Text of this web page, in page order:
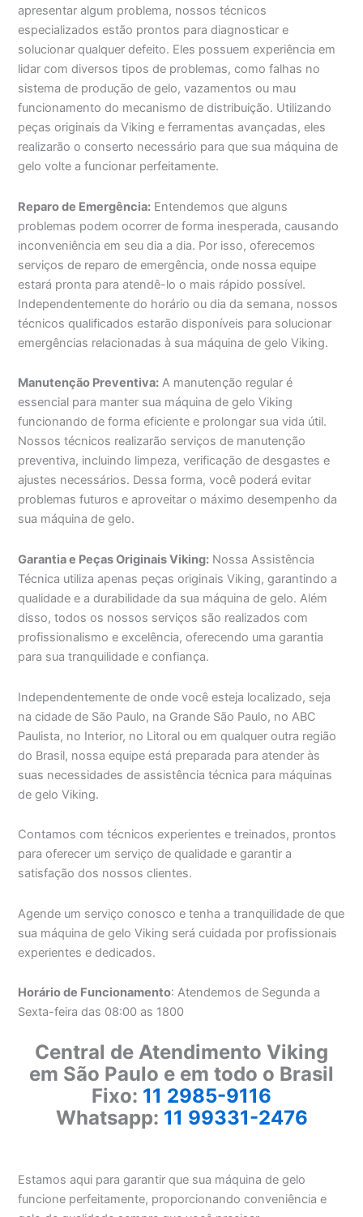
apresentar algum problema, nossos técnicos
especializados estão prontos para diagnosticar e
solucionar qualquer defeito. Eles possuem experiência em
lidar com diversos tipos de problemas, como falhas no
sistema de produção de gelo, vazamentos ou mau
funcionamento do mecanismo de distribuição. Utilizando
peças originais da Viking e ferramentas avançadas, eles
realizarão o conserto necessário para que sua máquina de
gelo volte a funcionar perfeitamente.
Reparo de Emergência: Entendemos que alguns
problemas podem ocorrer de forma inesperada, causando
inconveniência em seu dia a dia. Por isso, oferecemos
serviços de reparo de emergência, onde nossa equipe
estará pronta para atendê-lo o mais rápido possível.
Independentemente do horário ou dia da semana, nossos
técnicos qualificados estarão disponíveis para solucionar
emergências relacionadas à sua máquina de gelo Viking.
Manutenção Preventiva: A manutenção regular é
essencial para manter sua máquina de gelo Viking
funcionando de forma eficiente e prolongar sua vida útil.
Nossos técnicos realizarão serviços de manutenção
preventiva, incluindo limpeza, verificação de desgastes e
ajustes necessários. Dessa forma, você poderá evitar
problemas futuros e aproveitar o máximo desempenho da
sua máquina de gelo.
Garantia e Peças Originais Viking: Nossa Assistência
Técnica utiliza apenas peças originais Viking, garantindo a
qualidade e a durabilidade da sua máquina de gelo. Além
disso, todos os nossos serviços são realizados com
profissionalismo e excelência, oferecendo uma garantia
para sua tranquilidade e confiança.
Independentemente de onde você esteja localizado, seja
na cidade de São Paulo, na Grande São Paulo, no ABC
Paulista, no Interior, no Litoral ou em qualquer outra região
do Brasil, nossa equipe está preparada para atender às
suas necessidades de assistência técnica para máquinas
de gelo Viking.
Contamos com técnicos experientes e treinados, prontos
para oferecer um serviço de qualidade e garantir a
satisfação dos nossos clientes.
Agende um serviço conosco e tenha a tranquilidade de que
sua máquina de gelo Viking será cuidada por profissionais
experientes e dedicados.
Horário de Funcionamento: Atendemos de Segunda a
Sexta-feira das 08:00 as 1800
Central de Atendimento Viking
em São Paulo e em todo o Brasil
Fixo: 11 2985-9116
Whatsapp: 11 99331-2476
Estamos aqui para garantir que sua máquina de gelo
funcione perfeitamente, proporcionando conveniência e